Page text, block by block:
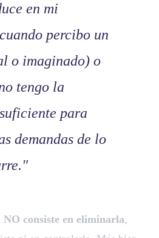
en mi
percibo un
o imaginado) o
tengo la
para
demandas de lo
consiste en eliminarla,